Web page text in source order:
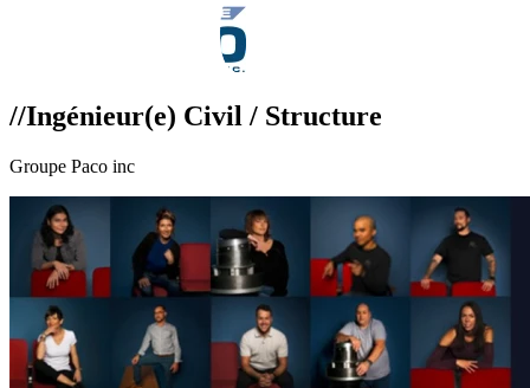
//Ingénieur(e) Civil / Structure
Groupe Paco inc